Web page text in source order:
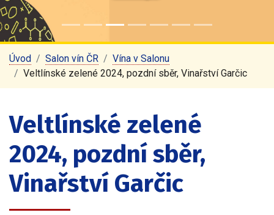
Úvod Salon vín ČR
Vína v Salonu
Veltlínské zelené 2024, pozdní sběr, Vinařství Garčic
Veltlínské zelené
2024, pozdní sběr,
Vinařství Garčic